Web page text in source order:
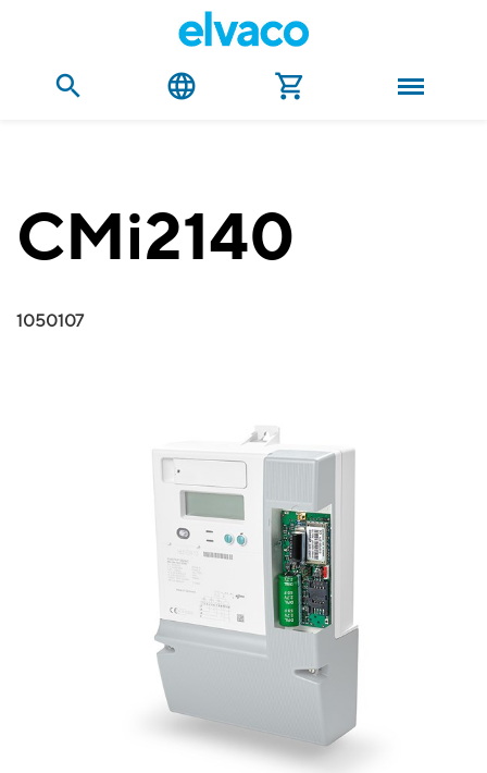
CMi2140
1050107